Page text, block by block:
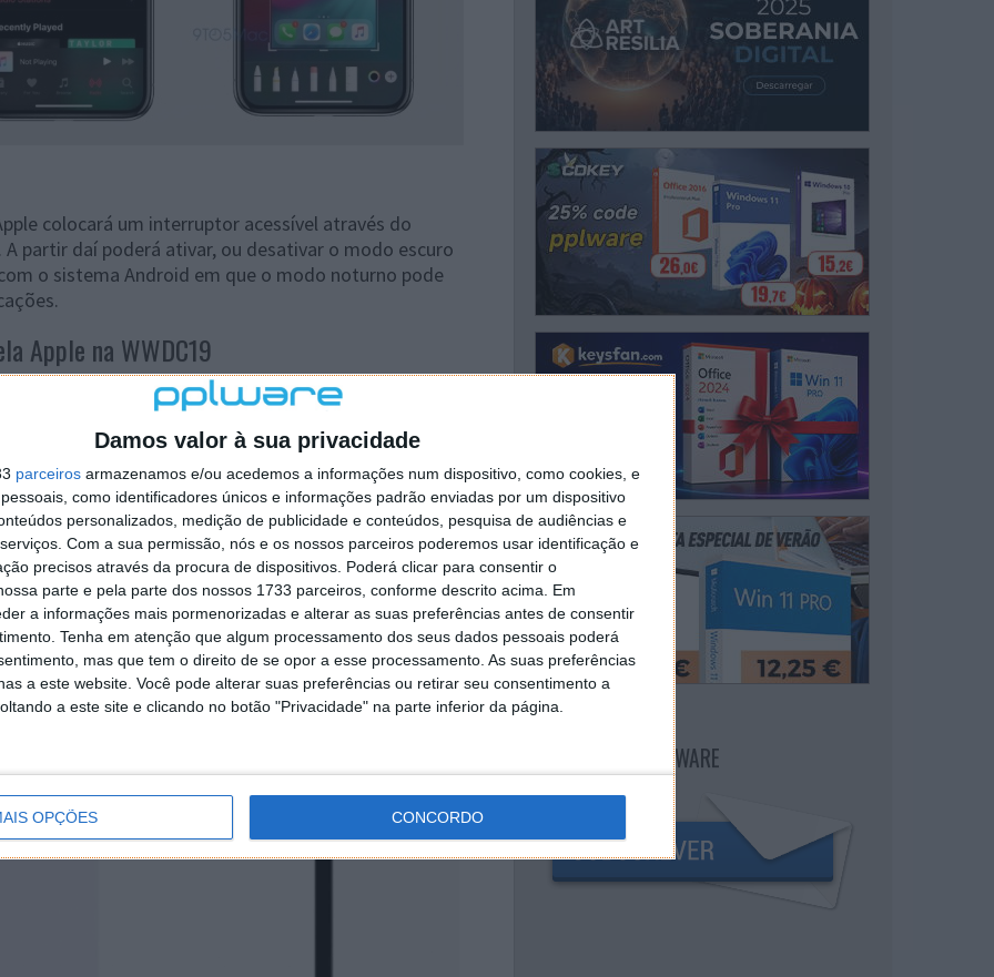
Damos valor à sua privacidade
parceiros armazenamos e/ou acedemos a informações num dispositivo, como cookies, e
como identificadores únicos e informações padrão enviadas por um dispositivo
personalizados, medição de publicidade e conteúdos, pesquisa de audiências e
Com a sua permissão, nós e os nossos parceiros poderemos usar identificação e
precisos através da procura de dispositivos. Poderá clicar para consentir o
parte e pela parte dos nossos 1733 parceiros, conforme descrito acima. Em
a informações mais pormenorizadas e alterar as suas preferências antes de consentir
Tenha em atenção que algum processamento dos seus dados pessoais poderá
mas que tem o direito de se opor a esse processamento. As suas preferências
a este website. Você pode alterar suas preferências ou retirar seu consentimento a
a este site e clicando no botão "Privacidade" na parte inferior da página.
OPÇÕES CONCORDO
colocará um interruptor acessível através do
partir daí poderá ativar, ou desativar o modo escuro
o sistema Android em que o modo noturno pode
Apple na WWDC19
Apple com o iOS 13, tal como podemos ver na
Aí, temos seções ou separadores para cada tipo de
já não seja clara a motivação que subjaz a tal
pelo utilizador aparecerão agora de forma mais
no grande ecrã dos iPad. No entanto, esta
iPhone, como parte integrante do iOS 13.
NEWSLETTER PPLWARE